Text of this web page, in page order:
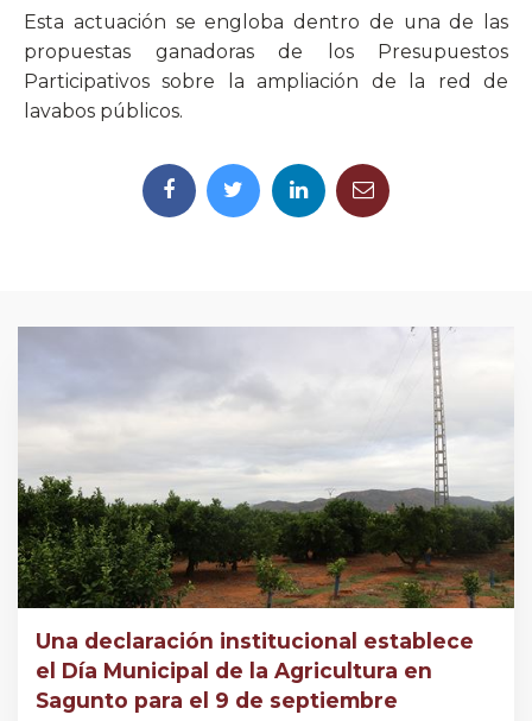
Esta actuación se engloba dentro de una de las
propuestas ganadoras de los Presupuestos
Participativos sobre la ampliación de la red de
lavabos públicos.
Una declaración institucional establece
el Día Municipal de la Agricultura en
Sagunto para el 9 de septiembre